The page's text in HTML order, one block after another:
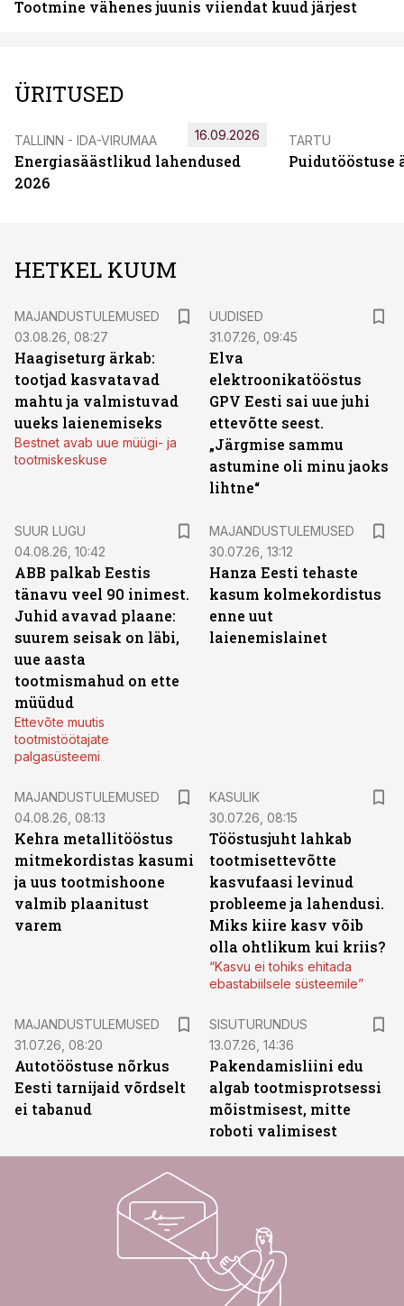
Tootmine vähenes juunis viiendat kuud järjest
ÜRITUSED
TALLINN - IDA-VIRUMAA
Energiasäästlikud lahendused
2026
16.09.2026 TARTU
Puidutööstuse
HETKEL KUUM
MAJANDUSTULEMUSED
03.08.26, 08:27
Haagiseturg ärkab:
tootjad kasvatavad
mahtu ja valmistuvad
uueks laienemiseks
Bestnet avab uue müügi- ja
tootmiskeskuse
UUDISED
31.07.26, 09:45
Elva
elektroonikatööstus
GPV Eesti sai uue juhi
ettevõtte seest.
„Järgmise sammu
astumine oli minu jaoks
lihtne“
SUUR LUGU
04.08.26, 10:42
ABB palkab Eestis
tänavu veel 90 inimest.
Juhid avavad plaane:
suurem seisak on läbi,
uue aasta
tootmismahud on ette
müüdud
Ettevõte muutis
tootmistöötajate
palgasüsteemi
MAJANDUSTULEMUSED
30.07.26, 13:12
Hanza Eesti tehaste
kasum kolmekordistus
enne uut
laienemislainet
MAJANDUSTULEMUSED
04.08.26, 08:13
Kehra metallitööstus
mitmekordistas kasumi
ja uus tootmishoone
valmib plaanitust
varem
KASULIK
30.07.26, 08:15
Tööstusjuht lahkab
tootmisettevõtte
kasvufaasi levinud
probleeme ja lahendusi.
Miks kiire kasv võib
olla ohtlikum kui kriis?
“Kasvu ei tohiks ehitada
ebastabiilsele süsteemile”
MAJANDUSTULEMUSED
31.07.26, 08:20
Autotööstuse nõrkus
Eesti tarnijaid võrdselt
ei tabanud
SISUTURUNDUS
13.07.26, 14:36
Pakendamisliini edu
algab tootmisprotsessi
mõistmisest, mitte
roboti valimisest